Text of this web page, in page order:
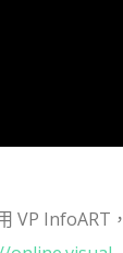
VP InfoART，